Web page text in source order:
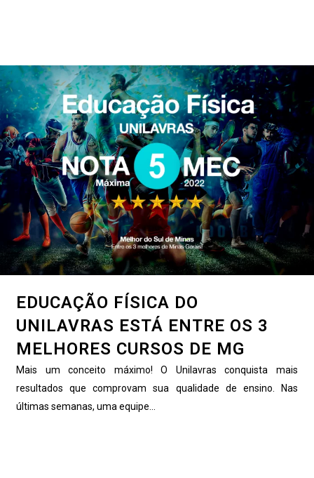
EDUCAÇÃO FÍSICA DO
UNILAVRAS ESTÁ ENTRE OS 3
MELHORES CURSOS DE MG
Mais um conceito máximo! O Unilavras conquista mais
resultados que comprovam sua qualidade de ensino. Nas
últimas semanas, uma equipe...